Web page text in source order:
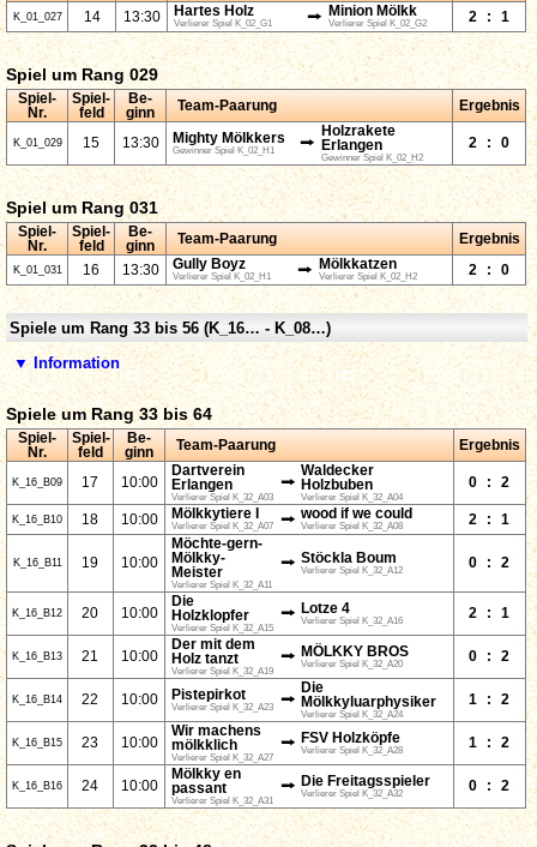
K_01_027 14 13:30 Hartes Holz
Verlierer Spiel K_02_G1 ⭢ Minion Mölkk
Verlierer Spiel K_02_G2 2 : 1
Spiel um Rang 029
Spiel-
Nr.
Spiel-
feld
Be-
ginn
Team-Paarung Ergebnis
K_01_029 15 13:30 Mighty Mölkkers
Gewinner Spiel K_02_H1 ⭢
Holzrakete
Erlangen
Gewinner Spiel K_02_H2
2 : 0
Spiel um Rang 031
Spiel-
Nr.
Spiel-
feld
Be-
ginn
Team-Paarung Ergebnis
K_01_031 16 13:30 Gully Boyz
Verlierer Spiel K_02_H1 ⭢ Mölkkatzen
Verlierer Spiel K_02_H2 2 : 0
Spiele um Rang 33 bis 56 (K_16… - K_08…)
▼ Information
Spiele um Rang 33 bis 64
Spiel-
Nr.
Spiel-
feld
Be-
ginn
Team-Paarung Ergebnis
K_16_B09 17 10:00
Dartverein
Erlangen
Verlierer Spiel K_32_A03
⭢
Waldecker
Holzbuben
Verlierer Spiel K_32_A04
0 : 2
K_16_B10 18 10:00 Mölkkytiere I
Verlierer Spiel K_32_A07 ⭢ wood if we could
Verlierer Spiel K_32_A08 2 : 1
K_16_B11 19 10:00
Möchte-gern-
Mölkky-
Meister
Verlierer Spiel K_32_A11
⭢ Stöckla Boum
Verlierer Spiel K_32_A12
0 : 2
K_16_B12 20 10:00
Die
Holzklopfer
Verlierer Spiel K_32_A15
⭢ Lotze 4
Verlierer Spiel K_32_A16
2 : 1
K_16_B13 21 10:00
Der mit dem
Holz tanzt
Verlierer Spiel K_32_A19
⭢ MÖLKKY BROS
Verlierer Spiel K_32_A20
0 : 2
K_16_B14 22 10:00 Pistepirkot
Verlierer Spiel K_32_A23 ⭢
Die
Mölkkyluarphysiker
Verlierer Spiel K_32_A24
1 : 2
K_16_B15 23 10:00
Wir machens
mölkklich
Verlierer Spiel K_32_A27
⭢ FSV Holzköpfe
Verlierer Spiel K_32_A28
1 : 2
K_16_B16 24 10:00
Mölkky en
passant
Verlierer Spiel K_32_A31
⭢ Die Freitagsspieler
Verlierer Spiel K_32_A32
0 : 2